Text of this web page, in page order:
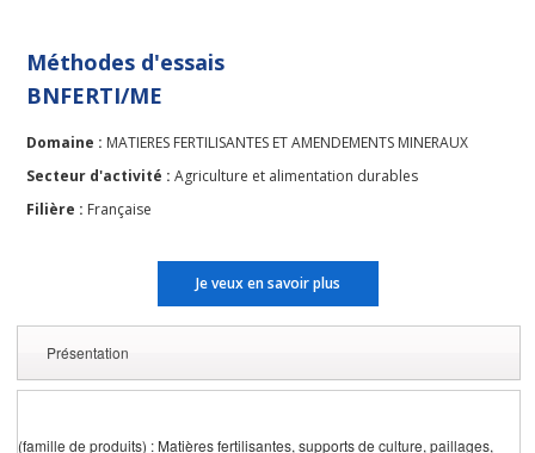
Méthodes d'essais
BNFERTI/ME
Domaine : MATIERES FERTILISANTES ET AMENDEMENTS MINERAUX
Secteur d'activité : Agriculture et alimentation durables
Filière : Française
Je veux en savoir plus
Présentation
(famille de produits) : Matières fertilisantes, supports de culture, paillages,